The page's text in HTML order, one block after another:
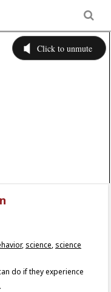
, science, science
do if they experience